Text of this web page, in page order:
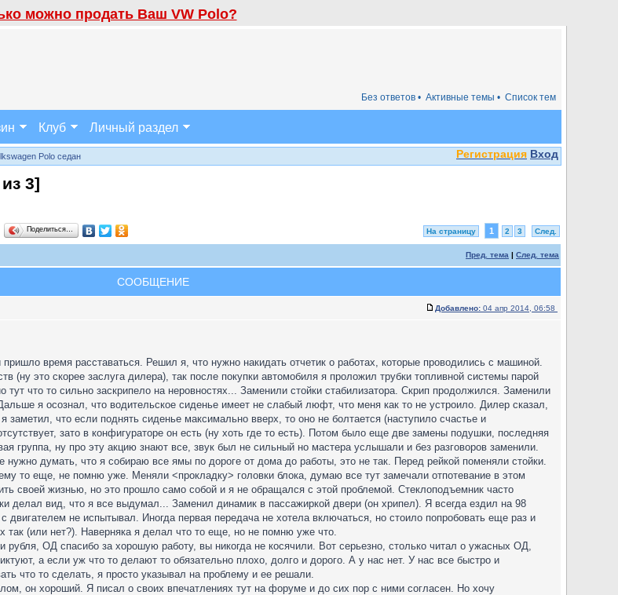
можно продать Ваш VW Polo?
Список тем
Активные темы •
Без ответов •
Клуб Личный раздел
Регистрация Вход
Polo седан
из 3]
Поделиться… На страницу 1 2 3 След.
Пред. тема | След. тема
СООБЩЕНИЕ
Добавлено: 04 апр 2014, 06:58
время расставаться. Решил я, что нужно накидать отчетик о работах, которые проводились с машиной.
(ну это скорее заслуга дилера), так после покупки автомобиля я проложил трубки топливной системы парой
тут что то сильно заскрипело на неровностях... Заменили стойки стабилизатора. Скрип продолжился. Заменили
я осознал, что водительское сиденье имеет не слабый люфт, что меня как то не устроило. Дилер сказал,
что если поднять сиденье максимально вверх, то оно не болтается (наступило счастье и
зато в конфигураторе он есть (ну хоть где то есть). Потом было еще две замены подушки, последняя
группа, ну про эту акцию знают все, звук был не сильный но мастера услышали и без разговоров заменили.
думать, что я собираю все ямы по дороге от дома до работы, это не так. Перед рейкой поменяли стойки.
то еще, не помню уже. Меняли <прокладку> головки блока, думаю все тут замечали отпотевание в этом
своей жизнью, но это прошло само собой и я не обращался с этой проблемой. Стеклоподъемник часто
делал вид, что я все выдумал... Заменил динамик в пассажиркой двери (он хрипел). Я всегда ездил на 98
не испытывал. Иногда первая передача не хотела включаться, но стоило попробовать еще раз и
(или нет?). Наверняка я делал что то еще, но не помню уже что.
ОД спасибо за хорошую работу, вы никогда не косячили. Вот серьезно, столько читал о ужасных ОД,
а если уж что то делают то обязательно плохо, долго и дорого. А у нас нет. У нас все быстро и
что то сделать, я просто указывал на проблему и ее решали.
он хороший. Я писал о своих впечатлениях тут на форуме и до сих пор с ними согласен. Но хочу